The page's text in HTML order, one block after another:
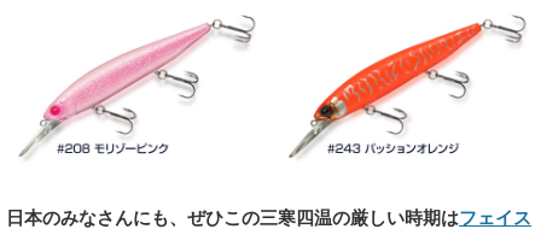
日本のみなさんにも、ぜひこの三寒四温の厳しい時期はフェイス